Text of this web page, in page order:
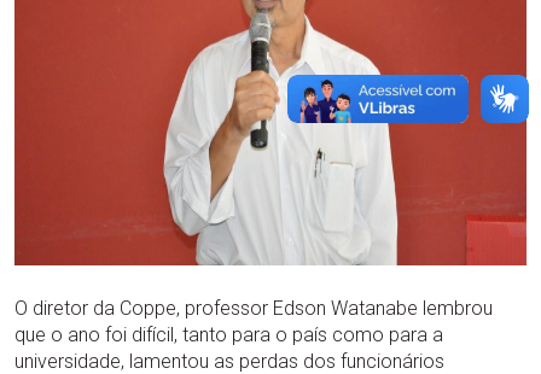
O diretor da Coppe, professor Edson Watanabe lembrou
que o ano foi difícil, tanto para o país como para a
universidade, lamentou as perdas dos funcionários